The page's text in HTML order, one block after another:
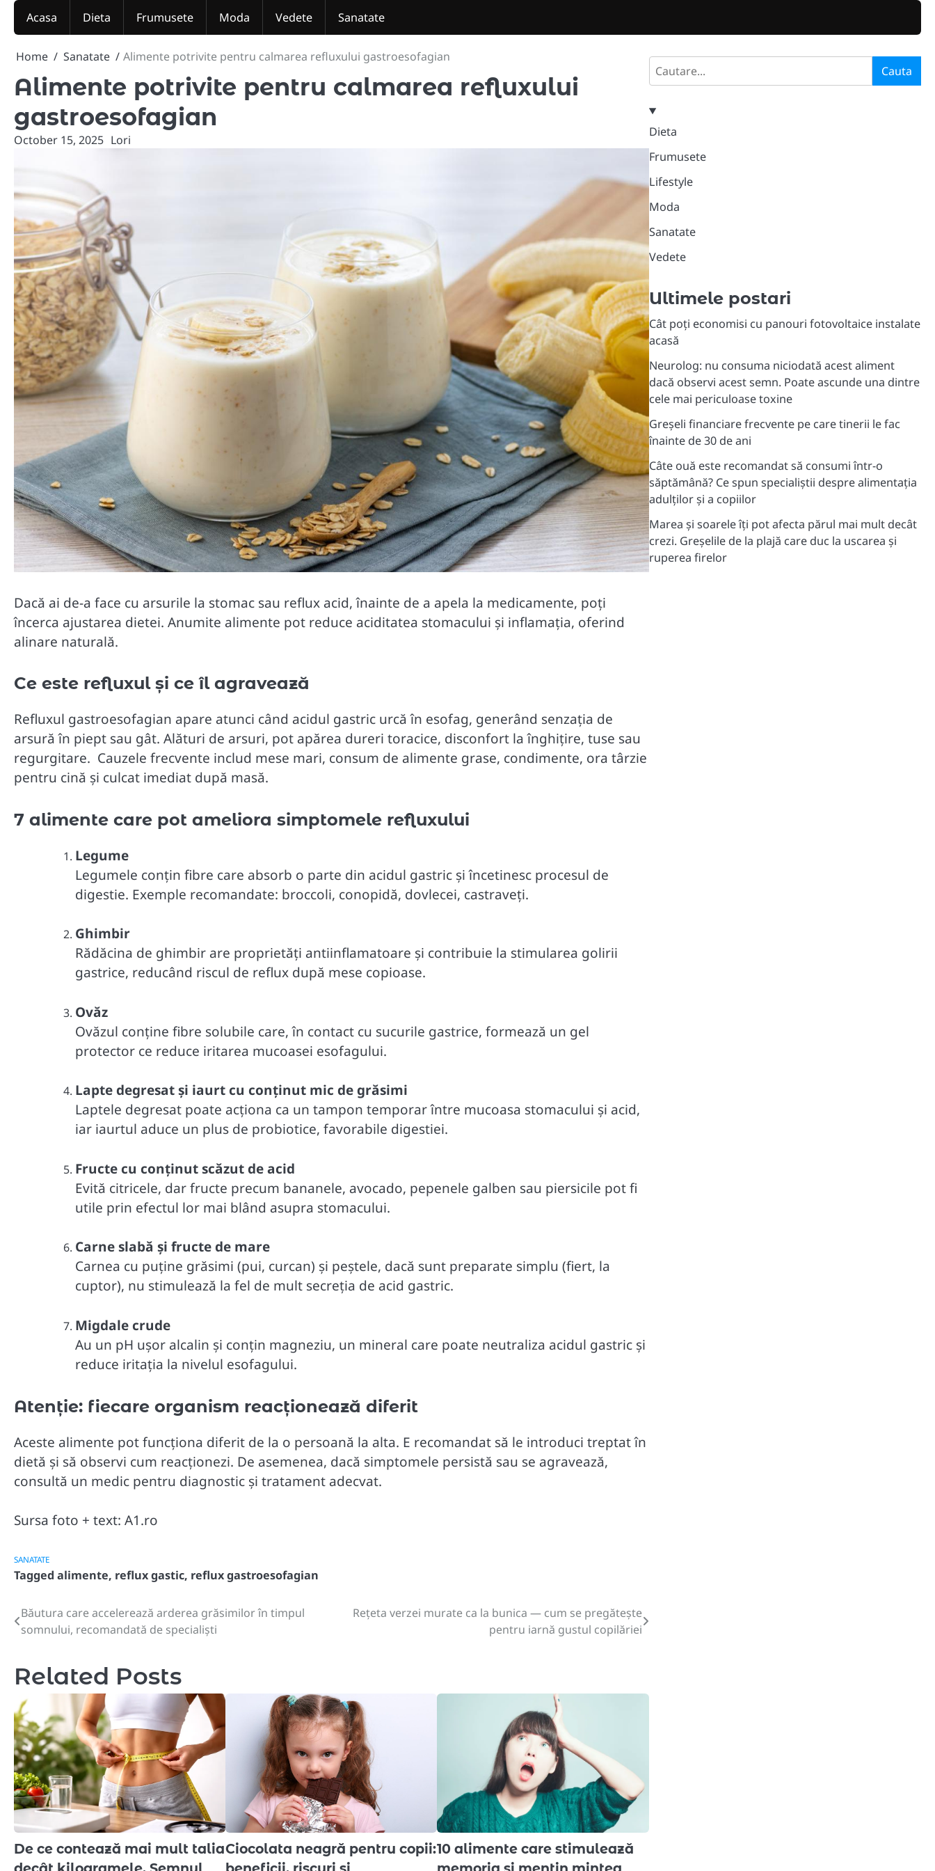
Skip
Acasa Dieta Frumusete Moda Vedete Sanatate
Home Sanatate Alimente potrivite pentru calmarea refluxului gastroesofagian
Alimente potrivite pentru calmarea refluxului
gastroesofagian
October 15, 2025 Lori
Dacă ai de-a face cu arsurile la stomac sau reflux acid, înainte de a apela la medicamente, poți
încerca ajustarea dietei. Anumite alimente pot reduce aciditatea stomacului și inflamația, oferind
alinare naturală.
Ce este refluxul și ce îl agravează
Refluxul gastroesofagian apare atunci când acidul gastric urcă în esofag, generând senzația de
arsură în piept sau gât. Alături de arsuri, pot apărea dureri toracice, disconfort la înghițire, tuse sau
regurgitare. Cauzele frecvente includ mese mari, consum de alimente grase, condimente, ora târzie
pentru cină și culcat imediat după masă.
7 alimente care pot ameliora simptomele refluxului
Legume
Legumele conțin fibre care absorb o parte din acidul gastric și încetinesc procesul de
digestie. Exemple recomandate: broccoli, conopidă, dovlecei, castraveți.
Ghimbir
Rădăcina de ghimbir are proprietăți antiinflamatoare și contribuie la stimularea golirii
gastrice, reducând riscul de reflux după mese copioase.
Ovăz
Ovăzul conține fibre solubile care, în contact cu sucurile gastrice, formează un gel
protector ce reduce iritarea mucoasei esofagului.
Lapte degresat și iaurt cu conținut mic de grăsimi
Laptele degresat poate acționa ca un tampon temporar între mucoasa stomacului și acid,
iar iaurtul aduce un plus de probiotice, favorabile digestiei.
Fructe cu conținut scăzut de acid
Evită citricele, dar fructe precum bananele, avocado, pepenele galben sau piersicile pot fi
utile prin efectul lor mai blând asupra stomacului.
Carne slabă și fructe de mare
Carnea cu puține grăsimi (pui, curcan) și peștele, dacă sunt preparate simplu (fiert, la
cuptor), nu stimulează la fel de mult secreția de acid gastric.
Migdale crude
Au un pH ușor alcalin și conțin magneziu, un mineral care poate neutraliza acidul gastric și
reduce iritația la nivelul esofagului.
Atenție: fiecare organism reacționează diferit
Aceste alimente pot funcționa diferit de la o persoană la alta. E recomandat să le introduci treptat în
dietă și să observi cum reacționezi. De asemenea, dacă simptomele persistă sau se agravează,
consultă un medic pentru diagnostic și tratament adecvat.
Sursa foto + text: A1.ro
SANATATE
Tagged alimente, reflux gastic, reflux gastroesofagian
Post
navigation
Băutura care accelerează arderea grăsimilor în timpul
somnului, recomandată de specialiști
Rețeta verzei murate ca la bunica — cum se pregătește
pentru iarnă gustul copilăriei
Related Posts
De ce contează mai mult taliaCiocolata neagră pentru copii:10 alimente care stimulează
Search Cauta
Dieta
Frumusete
Lifestyle
Moda
Sanatate
Vedete
Ultimele postari
Cât poți economisi cu panouri fotovoltaice instalate
acasă
Neurolog: nu consuma niciodată acest aliment
dacă observi acest semn. Poate ascunde una dintre
cele mai periculoase toxine
Greșeli financiare frecvente pe care tinerii le fac
înainte de 30 de ani
Câte ouă este recomandat să consumi într-o
săptămână? Ce spun specialiștii despre alimentația
adulților și a copiilor
Marea și soarele îți pot afecta părul mai mult decât
crezi. Greșelile de la plajă care duc la uscarea și
ruperea firelor